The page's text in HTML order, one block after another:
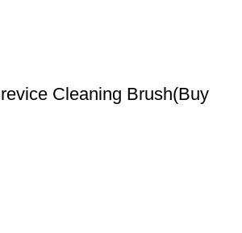
Cleaning Brush(Buy